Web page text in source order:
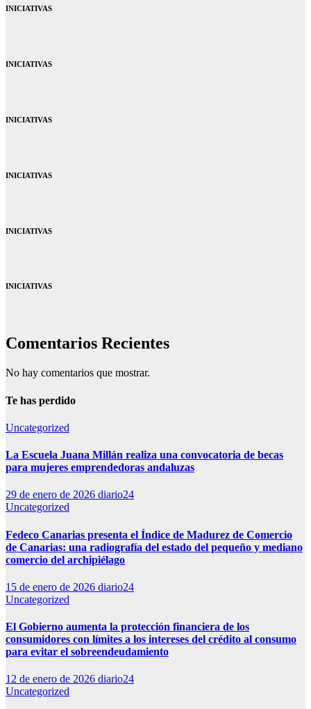
INICIATIVAS
INICIATIVAS
INICIATIVAS
INICIATIVAS
INICIATIVAS
INICIATIVAS
Comentarios Recientes
No hay comentarios que mostrar.
Te has perdido
Uncategorized
La Escuela Juana Millán realiza una convocatoria de becas
para mujeres emprendedoras andaluzas
29 de enero de 2026 diario24
Uncategorized
Fedeco Canarias presenta el Índice de Madurez de Comercio
de Canarias: una radiografía del estado del pequeño y mediano
comercio del archipiélago
15 de enero de 2026 diario24
Uncategorized
El Gobierno aumenta la protección financiera de los
consumidores con límites a los intereses del crédito al consumo
para evitar el sobreendeudamiento
12 de enero de 2026 diario24
Uncategorized